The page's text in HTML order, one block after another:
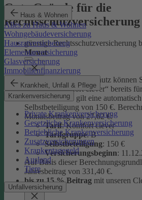
Haus & Wohnen
Alles zu Haus & Wohnen
Wohngebäudeversicherung
Hausratversicherung
Elementarversicherung
Glasversicherung
Immobilienfinanzierung
Krankheit, Unfall & Pflege
Krankenversicherung
Private Krankenversicherung
Gesetzliche Krankenversicherung
Betriebliche Krankenversicherung
Zusatzversicherungen
Krankentagegeld
Ausland
Tiere
Unfallversicherung
Gute Gründe für die
günstige Rechtsschutzversicherung
Monat
Unseren Privatrechtsschutz
Variante „Komfort clever“ bereits
abschließen. Es gilt eine
Selbstbeteiligung von 150 €.
Monatsbeitrag von 27,62 €:
Tarif: Komfort clever
Tarifgruppe: B
Selbstbeteiligung: 150 €
Versicherungsbeginn:
Auf Basis dieser
Jahresbeitrag von 331,40 €.
bis zu 15 % Beitrag mit unseren